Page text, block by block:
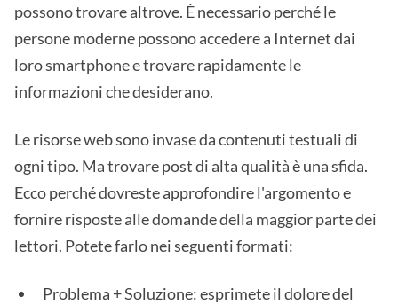
possono trovare altrove. È necessario perché le
persone moderne possono accedere a Internet dai
loro smartphone e trovare rapidamente le
informazioni che desiderano.
Le risorse web sono invase da contenuti testuali di
ogni tipo. Ma trovare post di alta qualità è una sfida.
Ecco perché dovreste approfondire l'argomento e
fornire risposte alle domande della maggior parte dei
lettori. Potete farlo nei seguenti formati:
Problema + Soluzione: esprimete il dolore del